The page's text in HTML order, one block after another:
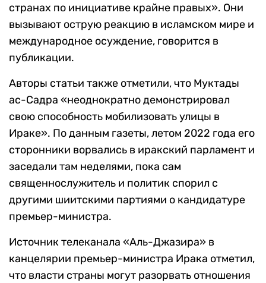
странах по инициативе крайне правых». Они
вызывают острую реакцию в исламском мире и
международное осуждение, говорится в
публикации.
Авторы статьи также отметили, что Муктады
ас-Садра «неоднократно демонстрировал
свою способность мобилизовать улицы в
Ираке». По данным газеты, летом 2022 года его
сторонники ворвались в иракский парламент и
заседали там неделями, пока сам
священнослужитель и политик спорил с
другими шиитскими партиями о кандидатуре
премьер-министра.
Источник телеканала «Аль-Джазира» в
канцелярии премьер-министра Ирака отметил,
что власти страны могут разорвать отношения